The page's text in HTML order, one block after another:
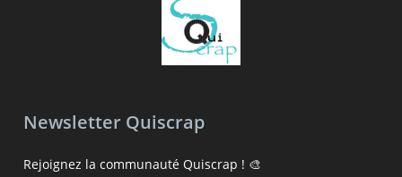
Newsletter Quiscrap
Rejoignez la communauté Quiscrap ! 🎨